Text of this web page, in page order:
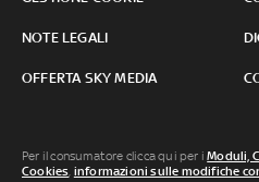
NOTE LEGALI
OFFERTA SKY MEDIA
Per il consumatore clicca qui per iModuli,
Cookies, informazioni sulle modifiche